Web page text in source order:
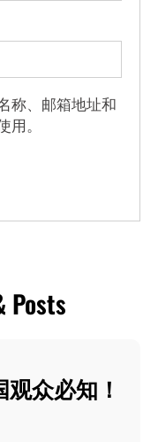
称、邮箱地址和
。
Posts
众必知！